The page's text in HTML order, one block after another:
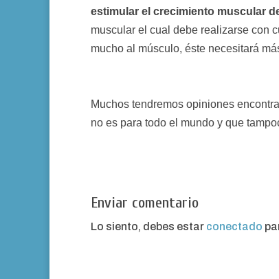
estimular el crecimiento muscular
muscular el cual debe realizarse con
mucho al músculo, éste necesitará
Muchos tendremos opiniones
no es para todo el mundo y que
Enviar comentario
Lo siento, debes estar conectado